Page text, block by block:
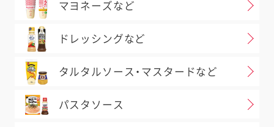
マヨネーズなど
ドレッシングなど
タルタルソース・マスタードなど
パスタソース